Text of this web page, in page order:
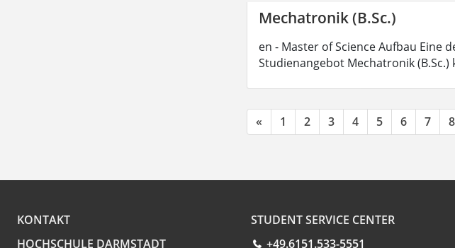
Mechatronik (B.Sc.)
en - Master of Science Aufbau Eine
Studienangebot Mechatronik
« 1 2 3 4 5 6 7 8
KONTAKT
HOCHSCHULE DARMSTADT
STUDENT SERVICE CENTER
+49.6151.533-5551